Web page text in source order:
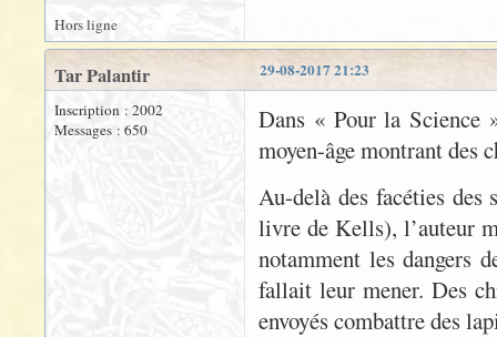
Hors ligne
29-08-2017 21:23
Tar Palantir
Inscription : 2002
Messages : 650
Dans « Pour la Science
moyen-âge montrant des
Au-delà des facéties
livre de Kells), l’auteur
notamment les dangers
fallait leur mener. Des
envoyés combattre des